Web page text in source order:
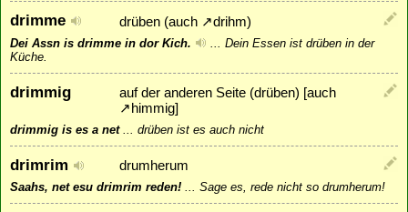
drimme drüben (auch ↗drihm)
Dei Assn is drimme in dor Kich. ... Dein Essen ist drüben in der
Küche.
drimmig
auf der anderen Seite (drüben) [auch
↗ himmig]
drimmig is es a net... drüben ist es auch nicht
drimrim drumherum
Saahs, net esu drimrim reden! ... Sage es, rede nicht so drumherum!